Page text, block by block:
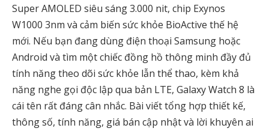
Super AMOLED siêu sáng 3.000 nit, chip Exynos
W1000 3nm và cảm biến sức khỏe BioActive thế hệ
mới. Nếu bạn đang dùng điện thoại Samsung hoặc
Android và tìm một chiếc đồng hồ thông minh đầy đủ
tính năng theo dõi sức khỏe lẫn thể thao, kèm khả
năng nghe gọi độc lập qua bản LTE, Galaxy Watch 8 là
cái tên rất đáng cân nhắc. Bài viết tổng hợp thiết kế,
thông số, tính năng, giá bán cập nhật và lời khuyên ai